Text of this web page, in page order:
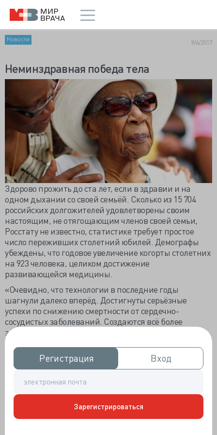
Регистрация
Регистрация Вход
Вход
Зарегистрироваться
Новости 9/4/2017
Неминздравная победа тела
Здорово прожить до ста лет, если в здравии и на
одном дыхании со своей семьёй. Сколько из 15 704
российских долгожителей удовлетворены своим
настоящим, не отягощающим членов своей семьи,
Росстату не известно, статистике требует простое
число переживших столетний юбилей. Демографы
убеждены, что годовое увеличение когорты столетних
на 923 человека, целиком достижение
развивающейся медицины.
«Очевидно, что технологии в последние годы
шагнули далеко вперёд. Достигнуты серьёзные
успехи по снижению смертности от сердечно-
сосудистых заболеваний. Создаются всё более
эффективные медицинские препараты,
направленные на борьбу с онкологическими
заболеваниями, что для людей старшего возраста
особенно важно», — пояснил профессор факультета
то несправедливо, индивидуальное жизненное
достижение целиком относит на счёт Минздрава.
Нынешние столетние родились до 1917 года, когда
миллионы умирали от инфекций. Зрелость их